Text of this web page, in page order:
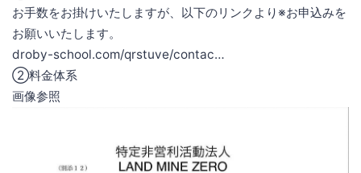
お手数をお掛けいたしますが、以下のリンクより※お申込みを
お願いいたします。
droby-school.com/qrstuve/contac…
②料金体系
画像参照